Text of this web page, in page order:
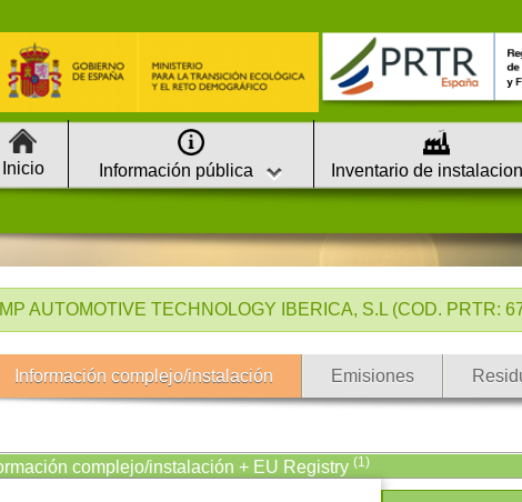
Inicio Información pública Inventario de
AUTOMOTIVE TECHNOLOGY IBERICA, S.L (COD. PRTR:
Información complejo/instalación Emisiones
complejo/instalación + EU Registry (1)